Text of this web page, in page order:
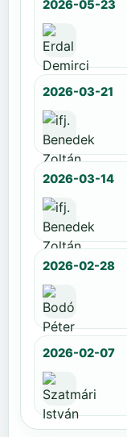
2026-05-23
2026-03-21
2026-03-14
2026-02-28
2026-02-07